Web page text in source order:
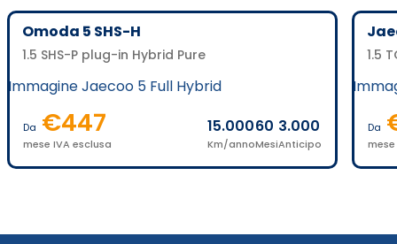
Omoda 5 SHS-H
1.5 SHS-P plug-in Hybrid Pure
Da €447
mese IVA esclusa
15.000
Km/anno
60
Mesi
3.000
Anticipo
1.5
Da